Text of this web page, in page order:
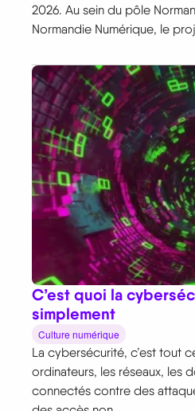
2026. Au sein du pôle
Normandie Numérique, le
C’est quoi la
simplement
Culture numérique
La cybersécurité, c’est tout
ordinateurs, les réseaux, les
connectés contre des